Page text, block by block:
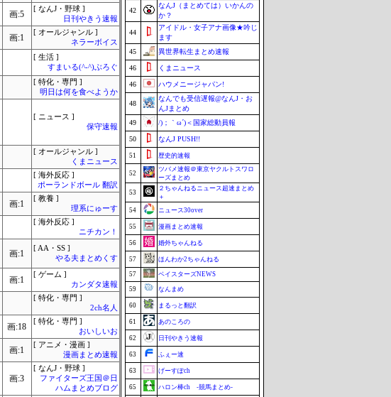
画:5
[ なんJ・野球 ]
日刊やきう速報
画:1
[ オールジャンル ]
ネラーボイス
[ 生活 ]
すまいる(^-^)ぶろぐ
[ 特化・専門 ]
明日は何を食べようか
[ ニュース ]
保守速報
[ オールジャンル ]
くまニュース
[ 海外反応 ]
ポーランドボール 翻訳
画:1
[ 教養 ]
理系にゅーす
[ 海外反応 ]
ニチカン！
画:1
[ AA・SS ]
やる夫まとめくす
画:1
[ ゲーム ]
カンダタ速報
[ 特化・専門 ]
2ch名人
画:18
[ 特化・専門 ]
おいしいお
画:1
[ アニメ・漫画 ]
漫画まとめ速報
画:3
[ なんJ・野球 ]
ファイターズ王国＠日
ハムまとめブログ
42
なんJ（まとめては）いかんの
か？
44
アイドル・女子アナ画像★吟じ
ます
45
異世界転生まとめ速報
46 くまニュース
46 ハウメニージャパン!
48
なんでも受信遅報@なんJ・お
んJまとめ
49
/)；｀ω´)＜国家総動員報
50 なんJ PUSH!!
51 歴史的速報
52
ツバメ速報＠東京ヤクルトスワロ
ーズまとめ
53
２ちゃんねるニュース超速まとめ
＋
54
ニュース30over
55 漫画まとめ速報
56 婚外ちゃんねる
57 ほんわか2ちゃんねる
57 ベイスターズNEWS
59 なんまめ
60 まるっと翻訳
61 あのころの
62 日刊やきう速報
63 ふぇー速
63 げーすぽch
65 ハロン棒ch -競馬まとめ-